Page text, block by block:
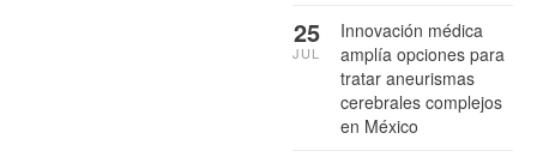
Innovación médica
amplía opciones para
tratar aneurismas
cerebrales complejos
en México
25
JUL